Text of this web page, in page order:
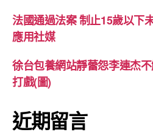
法國通過法案 制止15歲以下
應用社媒
徐台包養網站靜蕾怨李連杰
打戲(圖)
近期留言